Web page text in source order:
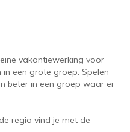
vakantiewerking voor
een grote groep. Spelen
beter in een groep waar er
regio vind je met de